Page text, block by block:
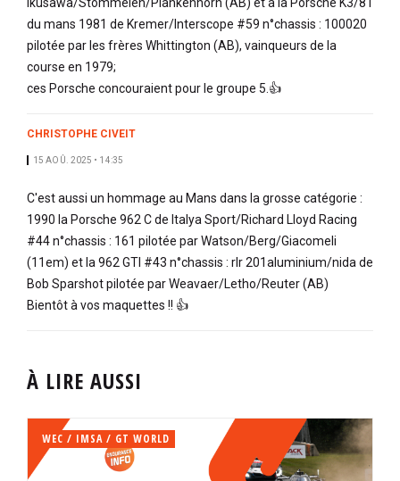
Ikusawa/Stommelen/Plankenhorn (AB) et à la Porsche K3/81
du mans 1981 de Kremer/Interscope #59 n°chassis : 100020
pilotée par les frères Whittington (AB), vainqueurs de la
course en 1979;
ces Porsche concouraient pour le groupe 5.👍
CHRISTOPHE CIVEIT
15 AOÛ. 2025 • 14:35
C'est aussi un hommage au Mans dans la grosse catégorie :
1990 la Porsche 962 C de Italya Sport/Richard Lloyd Racing
#44 n°chassis : 161 pilotée par Watson/Berg/Giacomeli
(11em) et la 962 GTI #43 n°chassis : rlr 201aluminium/nida de
Bob Sparshot pilotée par Weavaer/Letho/Reuter (AB)
Bientôt à vos maquettes !! 👍
À LIRE AUSSI
WEC / IMSA / GT WORLD